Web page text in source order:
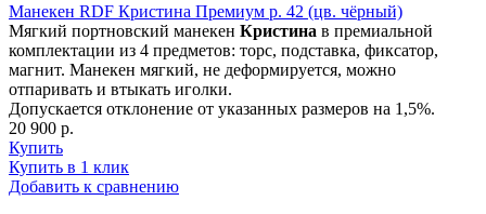
Манекен RDF Кристина Премиум р. 42 (цв. чёрный)
Мягкий портновский манекен Кристина в премиальной
комплектации из 4 предметов: торс, подставка, фиксатор,
магнит. Манекен мягкий, не деформируется, можно
отпаривать и втыкать иголки.
Допускается отклонение от указанных размеров на 1,5%.
20 900 р.
Купить
Купить в 1 клик
Добавить к сравнению